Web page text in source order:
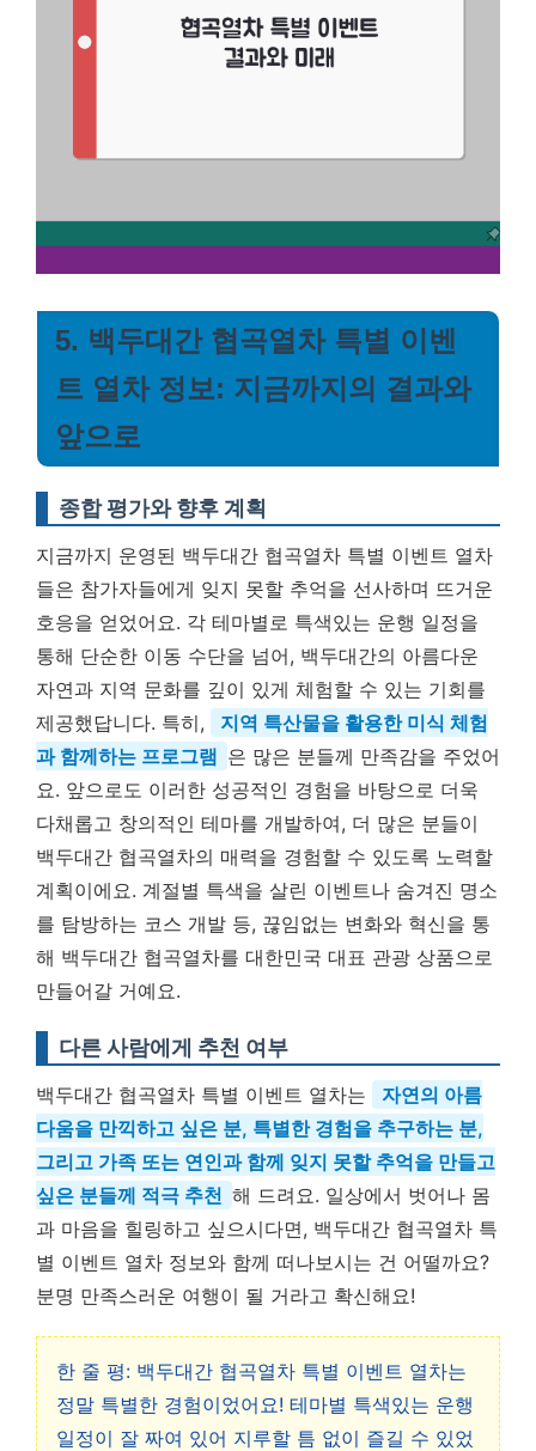
5. 백두대간 협곡열차 특별 이벤
트 열차 정보: 지금까지의 결과와
앞으로
종합 평가와 향후 계획
지금까지 운영된 백두대간 협곡열차 특별 이벤트 열차
들은 참가자들에게 잊지 못할 추억을 선사하며 뜨거운
호응을 얻었어요. 각 테마별로 특색있는 운행 일정을
통해 단순한 이동 수단을 넘어, 백두대간의 아름다운
자연과 지역 문화를 깊이 있게 체험할 수 있는 기회를
제공했답니다. 특히,
지역 특산물을 활용한 미식 체험
과 함께하는 프로그램 은 많은 분들께 만족감을 주었어
요. 앞으로도 이러한 성공적인 경험을 바탕으로 더욱
다채롭고 창의적인 테마를 개발하여, 더 많은 분들이
백두대간 협곡열차의 매력을 경험할 수 있도록 노력할
계획이에요. 계절별 특색을 살린 이벤트나 숨겨진 명소
를 탐방하는 코스 개발 등, 끊임없는 변화와 혁신을 통
해 백두대간 협곡열차를 대한민국 대표 관광 상품으로
만들어갈 거예요.
다른 사람에게 추천 여부
백두대간 협곡열차 특별 이벤트 열차는
자연의 아름
다움을 만끽하고 싶은 분, 특별한 경험을 추구하는 분,
그리고 가족 또는 연인과 함께 잊지 못할 추억을 만들고
싶은 분들께 적극 추천 해 드려요. 일상에서 벗어나 몸
과 마음을 힐링하고 싶으시다면, 백두대간 협곡열차 특
별 이벤트 열차 정보와 함께 떠나보시는 건 어떨까요?
분명 만족스러운 여행이 될 거라고 확신해요!
한 줄 평: 백두대간 협곡열차 특별 이벤트 열차는
정말 특별한 경험이었어요! 테마별 특색있는 운행
일정이 잘 짜여 있어 지루할 틈 없이 즐길 수 있었